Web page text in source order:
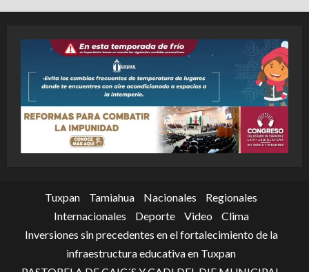
Tuxpan Tamiahua Nacionales
Regionales
Internacionales
Deporte Video
Clima
Inversiones sin precedentes en el fortalecimiento de la
infraestructura educativa en Tuxpan